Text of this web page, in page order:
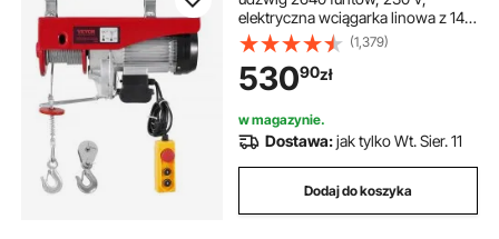
elektryczna wciągarka linowa z 14-
stopowym przewodowym pilotem,
wysokość podnoszenia 40 stóp,
pojedynczy kabel,
pojedyncze/podwójne zawiesia,
wyłącznik awaryjny, wciągnik do
garażu, magazynu, fabryki
(1,379)
53090zł
w magazynie.
Dostawa:jak tylko Wt. Sier. 11
Dodaj do koszyka